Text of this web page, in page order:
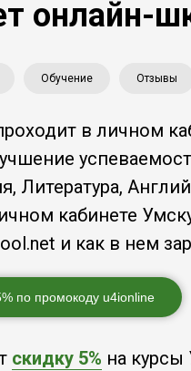
онлайн-
Обучение Отзывы
в личном
Литература,
кабинете
и как в нем
по промокоду u4ionline
скидку 5% на курсы